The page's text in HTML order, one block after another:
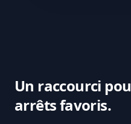
Un raccourci
arrêts favoris.